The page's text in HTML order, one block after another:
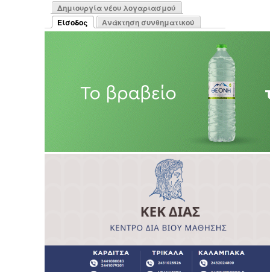
Πρωτεύουσες καρτέλες
Δημιουργία νέου λογαριασμού
Είσοδος
(ενεργή καρτέλα)
Ανάκτηση συνθηματικού